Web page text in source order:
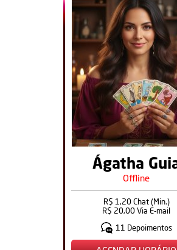
Ágatha
Offline
R$ 1,20 Chat (Min.)
R$ 20,00 Via E-mail
11 Depoimentos